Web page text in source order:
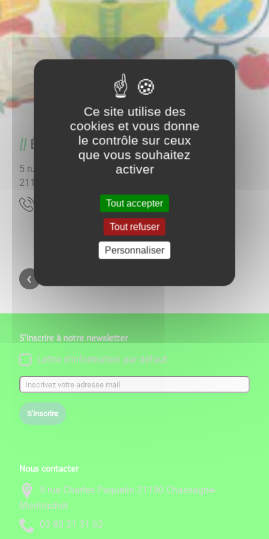
École primaire RPI
5 rue Charles Paquelin
21190
S'inscrire à notre newsletter
Lettre d'information par défaut
S'inscrire
Nous contacter
5 rue Charles Paquelin 21190 Chassagne-
Montrachet
26 13 12 08 30
Ce site utilise des
cookies et vous donne
le contrôle sur ceux
que vous souhaitez
activer
Tout accepter
Tout refuser
Personnaliser